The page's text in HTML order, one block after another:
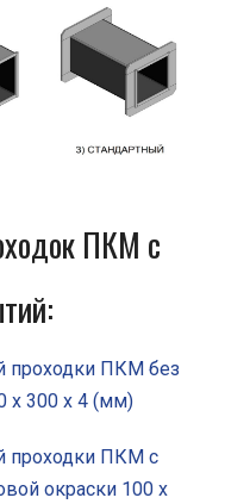
ПКМ с
проходки ПКМ без
x 300 x 4 (мм)
проходки ПКМ с
окраски 100 x